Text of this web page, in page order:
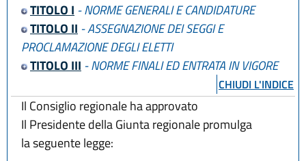
TITOLO I - NORME GENERALI E CANDIDATURE
TITOLO II - ASSEGNAZIONE DEI SEGGI E
PROCLAMAZIONE DEGLI ELETTI
TITOLO III - NORME FINALI ED ENTRATA IN VIGORE
CHIUDI L'INDICE
Il Consiglio regionale ha approvato
Il Presidente della Giunta regionale promulga
la seguente legge: